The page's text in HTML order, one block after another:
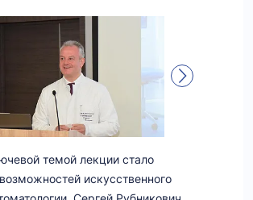
темой лекции стало
искусственного